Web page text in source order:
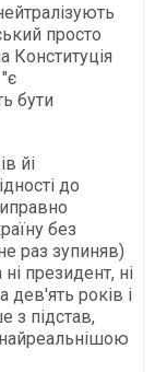
просто
Конституція
бути
йі
до
без
раз зупиняв)
президент, ні
років і
з підстав,
найреальнішою